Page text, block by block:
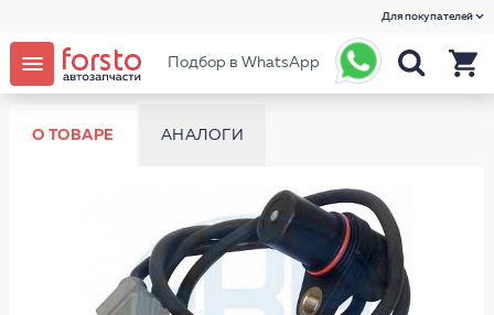
Для покупателей
Подбор в WhatsApp
О ТОВАРЕ АНАЛОГИ